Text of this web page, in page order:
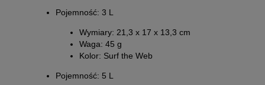
Pojemność: 3 L
Wymiary: 21,3 x 17 x 13,3 cm
Waga: 45 g
Kolor: Surf the Web
Pojemność: 5 L